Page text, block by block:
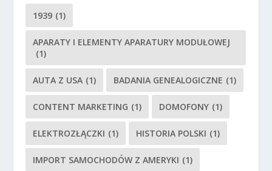
1939 (1)
APARATY I ELEMENTY APARATURY MODUŁOWEJ
(1)
AUTA Z USA (1) BADANIA GENEALOGICZNE (1)
CONTENT MARKETING (1) DOMOFONY (1)
ELEKTROZŁĄCZKI (1) HISTORIA POLSKI (1)
IMPORT SAMOCHODÓW Z AMERYKI (1)